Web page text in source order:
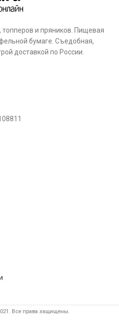
топперов и пряников. Пищевая
бумаге. Съедобная,
доставкой по России.
Все права защищены.